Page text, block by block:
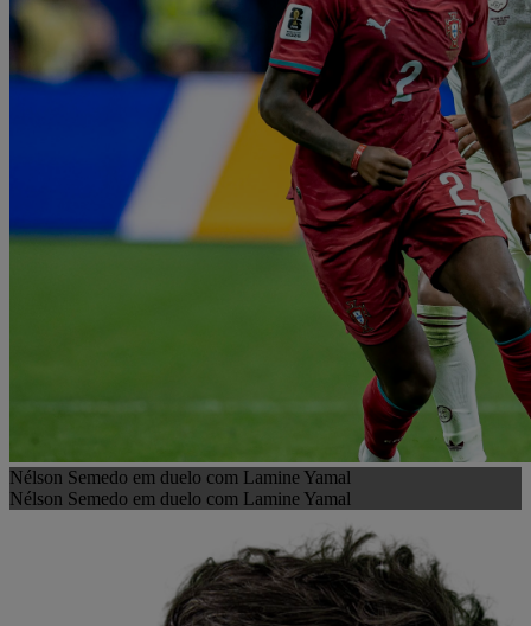
Nélson Semedo em duelo com Lamine Yamal
Nélson Semedo em duelo com Lamine Yamal